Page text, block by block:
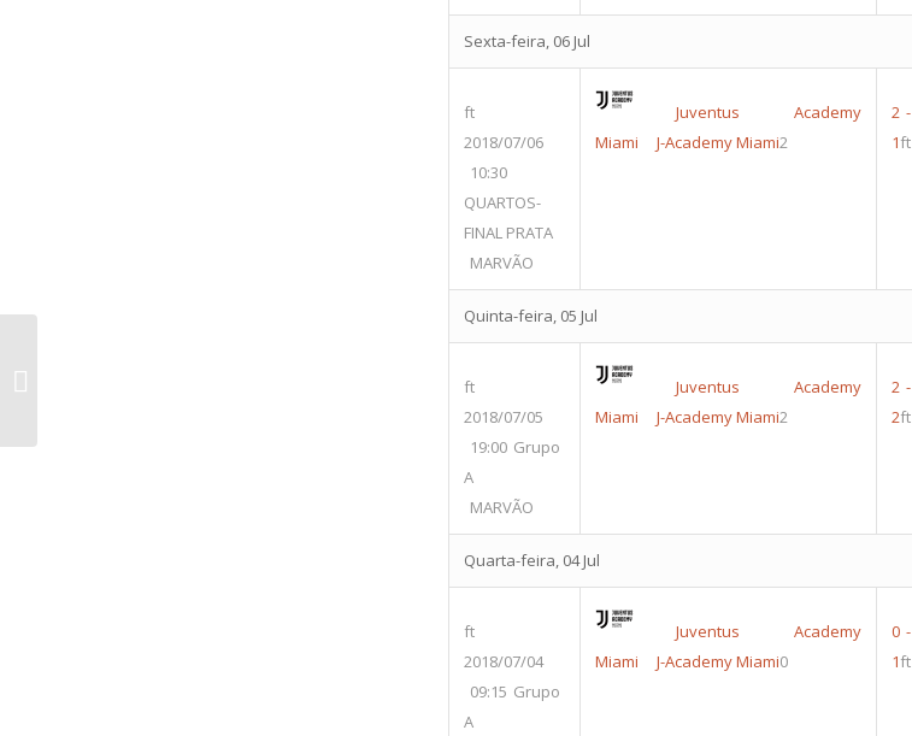
Sexta-feira, 06 Jul
ft
2018/07/06
10:30
QUARTOS-
FINAL PRATA
MARVÃO
Juventus Academy
Miami
J-Academy Miami2
2 -
1ft
Quinta-feira, 05 Jul
ft
2018/07/05
19:00 Grupo
A
MARVÃO
Juventus Academy
Miami
J-Academy Miami2
2 -
2ft
Quarta-feira, 04 Jul
ft
2018/07/04
09:15 Grupo
A
Juventus Academy
Miami
J-Academy Miami0
0 -
1ft